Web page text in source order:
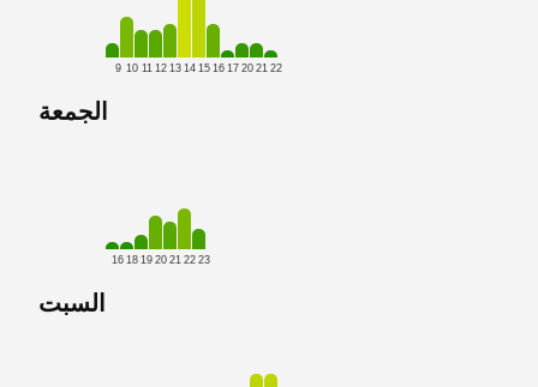
9 10 11 12 13 14 15 16 17 20 21 22
الجمعة
16 18 19 20 21 22 23
السبت